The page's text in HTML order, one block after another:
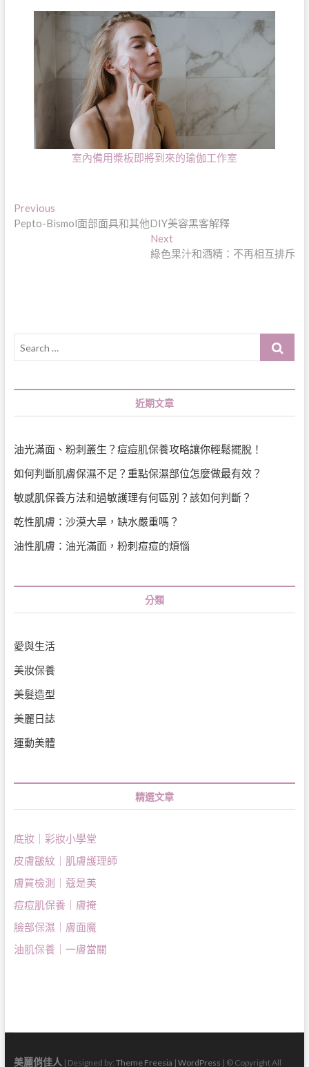
室內備用槳板即將到來的瑜伽工作室
文
章
PreviousPrevious
post:
Pepto-Bismol面部面具和其他DIY美容黑客解釋
NextNext
post:
綠色果汁和酒精：不再相互排斥
Search
近期文章
油光滿面、粉刺叢生？痘痘肌保養攻略讓你輕鬆擺脫！
如何判斷肌膚保濕不足？重點保濕部位怎麼做最有效？
敏感肌保養方法和過敏護理有何區別？該如何判斷？
乾性肌膚：沙漠大旱，缺水嚴重嗎？
油性肌膚：油光滿面，粉刺痘痘的煩惱
分類
愛與生活
美妝保養
美髮造型
美麗日誌
運動美體
精選文章
底妝｜彩妝小學堂
皮膚皺紋｜肌膚護理師
膚質檢測｜蔻是美
痘痘肌保養｜膚掩
臉部保濕｜膚面魔
油肌保養｜一膚當關
美麗俏佳人| Designed by: Theme Freesia | WordPress | © Copyright All